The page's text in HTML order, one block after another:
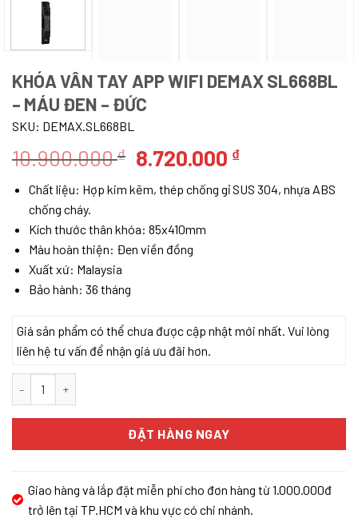
KHÓA VÂN TAY APP WIFI DEMAX SL668BL
– MÁU ĐEN – ĐỨC
SKU: DEMAX.SL668BL
10.900.000₫ Giá
gốc
là:
10.900.000 ₫.
8.720.000 ₫Giá
tại
Chất liệu: Hợp kim kẽm, thép chống gỉ SUS 304, nhựa ABS
chống cháy.
Kích thước thân khóa: 85x410mm
Màu hoàn thiện: Đen viền đồng
Xuất xứ: Malaysia
Bảo hành: 36 tháng
Giá sản phẩm có thể chưa được cập nhật mới nhất. Vui lòng
liên hệ tư vấn để nhận giá ưu đãi hơn.
ĐẶT HÀNG NGAY
Giao hàng và lắp đặt miễn phí cho đơn hàng từ 1.000.000đ
trở lên tại TP.HCM và khu vực có chi nhánh.